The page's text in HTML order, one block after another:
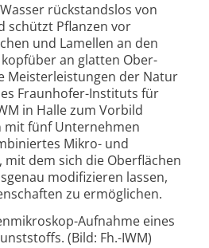
rückstandslos von
schützt Pflanzen vor
und Lamellen an den
kopfüber an glatten Ober­
Meister­leistungen der Natur
Fraunhofer-Instituts für
in Halle zum Vorbild
mit fünf Unter­nehmen
Mikro- und
dem sich die Ober­flächen
modi­fizieren lassen,
zu ermöglichen.
Aufnahme eines
(Bild: Fh.-IWM)